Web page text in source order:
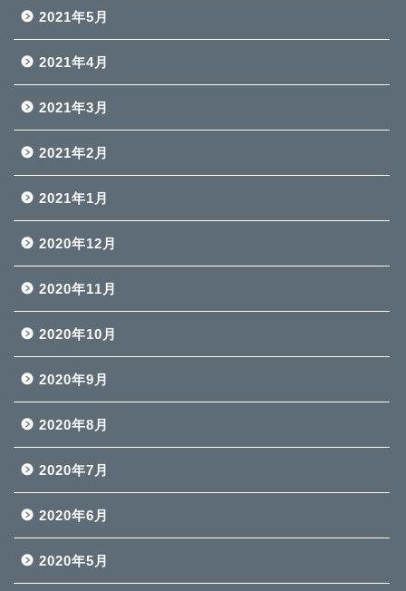
2021年5月
2021年4月
2021年3月
2021年2月
2021年1月
2020年12月
2020年11月
2020年10月
2020年9月
2020年8月
2020年7月
2020年6月
2020年5月